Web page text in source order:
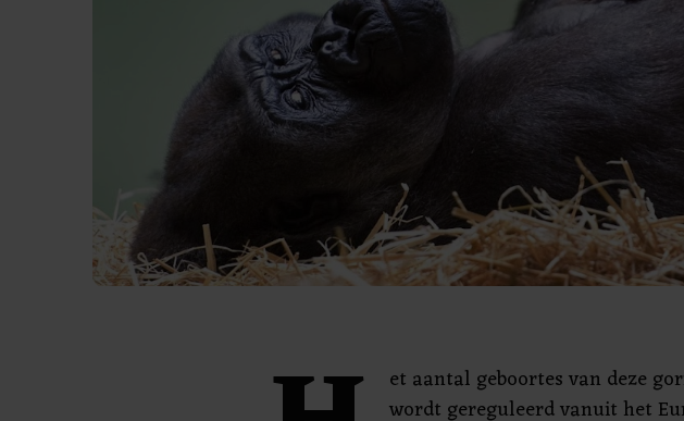
et aantal geboortes van deze
wordt gereguleerd vanuit het